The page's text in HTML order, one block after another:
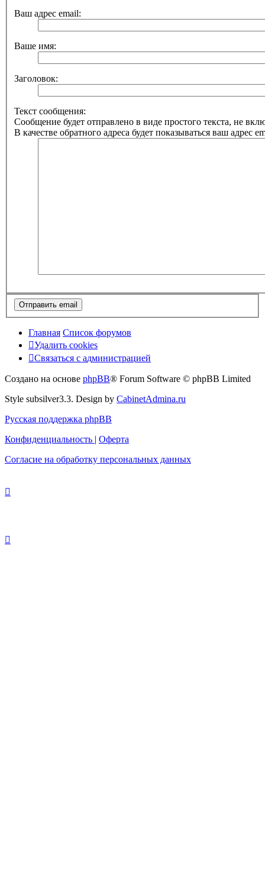
Ваш адрес email:
Ваше имя:
Заголовок:
Текст сообщения:
Сообщение будет отправлено в виде простого текста, не
В качестве обратного адреса будет показываться ваш адрес
Главная Список форумов
Удалить cookies
Связаться
администрацией
Связаться с администрацией
Создано на основе phpBB® Forum Software © phpBB Limited
Style subsilver3.3. Design by CabinetAdmina.ru
Русская поддержка phpBB
Конфиденциальность | Оферта
Согласие на обработку персональных данных